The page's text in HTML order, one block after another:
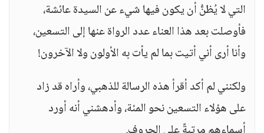
التي لا يُظنُّ أن يكون فيها شيء عن السيدة عائشة،
فأوصلت بعد هذا العناء عدد الرواة عنها إلى التسعين،
وأنا أرى أني أتيت بما لم يأت به الأولون ولا الآخرون!
ولكنني لم أكد أقرأ هذه الرسالة للذهبي، وأراه قد زاد
على هؤلاء التسعين نحو المئة، وأدهشني أنه أورد